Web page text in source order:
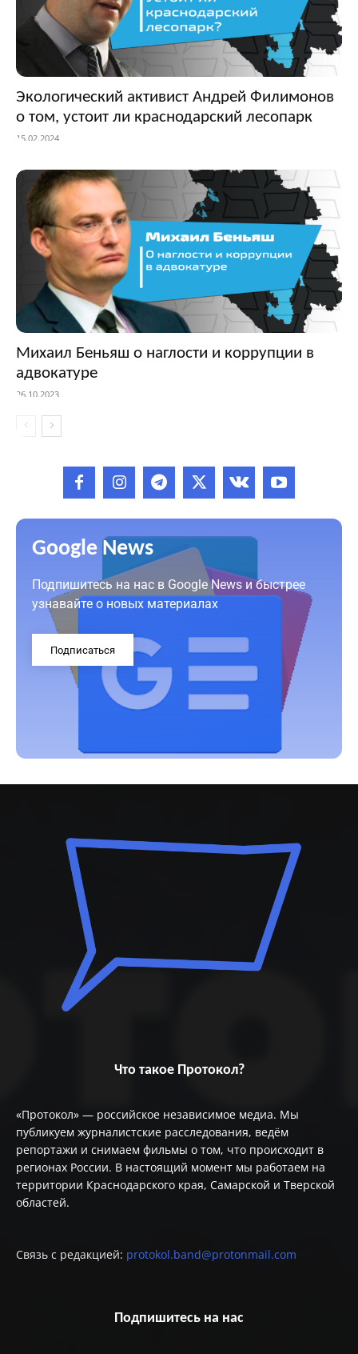
Экологический активист Андрей Филимонов
о том, устоит ли краснодарский лесопарк
15.02.2024
Михаил Беньяш о наглости и коррупции в
адвокатуре
26.10.2023
Google News
Подпишитесь на нас в Google News и быстрее
узнавайте о новых материалах
Подписаться
Что такое Протокол?
«Протокол» — российское независимое медиа. Мы
публикуем журналистские расследования, ведём
репортажи и снимаем фильмы о том, что происходит в
регионах России. В настоящий момент мы работаем на
территории Краснодарского края, Самарской и Тверской
областей.
Связь с редакцией: protokol.band@protonmail.com
Подпишитесь на нас